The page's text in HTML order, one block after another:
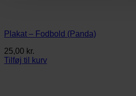
Plakat – Fodbold (Panda)
25,00 kr.
Tilføj til kurv